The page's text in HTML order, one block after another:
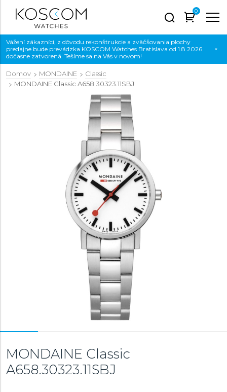
0
Vážení zákazníci, z dôvodu rekonštrukcie a zväčšovania plochy
predajne bude prevádzka KOSCOM Watches Bratislava od 1.8.2026
dočasne zatvorená. Tešíme sa na Vás v novom!
×
Domov MONDAINE
Classic
MONDAINE Classic A658.30323.11SBJ
MONDAINE Classic
A658.30323.11SBJ